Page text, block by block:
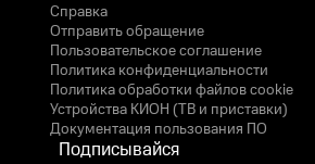
Справка
Отправить обращение
Пользовательское соглашение
Политика конфиденциальности
Политика обработки файлов cookie
Устройства КИОН (ТВ и приставки)
Документация пользования ПО
Подписывайся